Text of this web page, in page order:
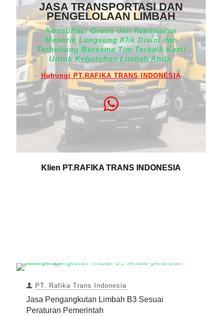
JASA TRANSPORTASI DAN
PENGELOLAAN LIMBAH
Konsultasi Gratis dan Penawaran
Menarik Langsung Klik Disini dan
Terhubung Bersama Tim Terbaik Kami
Untuk Kebutuhan Limbah Anda.
Hubungi PT.RAFIKA TRANS INDONESIA
Klien PT.RAFIKA TRANS INDONESIA
PT. Rafika Trans Indonesia
Jasa Pengangkutan Limbah B3 Sesuai
Peraturan Pemerintah